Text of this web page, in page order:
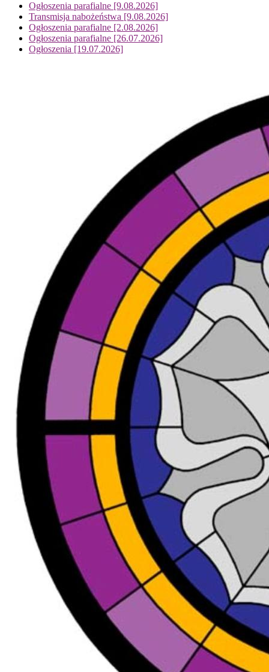
Ogłoszenia parafialne [9.08.2026]
Transmisja nabożeństwa [9.08.2026]
Ogłoszenia parafialne [2.08.2026]
Ogłoszenia parafialne [26.07.2026]
Ogłoszenia [19.07.2026]